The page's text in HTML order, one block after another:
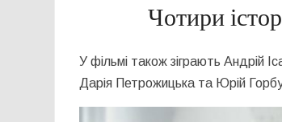
Чотири
У фільмі також зіграютьАндрій
Дарія Петрожицька та Юрій